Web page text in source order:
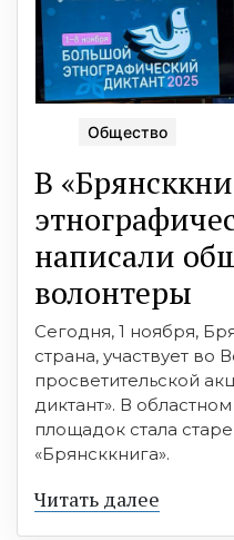
Общество
В
написали
волонтеры
Сегодня, 1 ноября,
страна, участвует во
просветительской
диктант». В
площадок стала
«Брянсккнига».
Читать далее